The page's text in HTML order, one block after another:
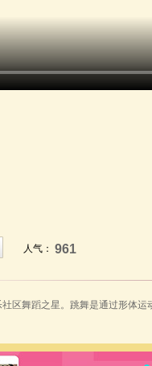
人气： 961
区舞蹈之星。跳舞是通过形体运